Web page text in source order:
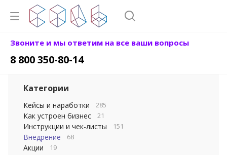
Звоните и мы ответим на все ваши вопросы
8 800 350-80-14
Категории
Кейсы и наработки 285
Как устроен бизнес 21
Инструкции и чек-листы 151
Внедрение 68
Акции 19